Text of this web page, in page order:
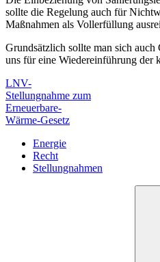
sollte die Regelung auch für
Maßnahmen als Vollerfüllung
Grundsätzlich sollte man sich auch
uns für eine Wiedereinführung der
LNV-
Stellungnahme zum
Erneuerbare-
Wärme-Gesetz
Energie
Recht
Stellungnahmen